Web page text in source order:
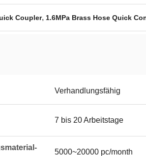
Coupler, 1.6MPa Brass Hose Quick
Verhandlungsfähig
7 bis 20 Arbeitstage
5000~20000 pc/month